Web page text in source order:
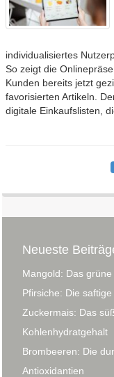
individualisiertes
So zeigt die
Kunden bereits jetzt
favorisierten Artikeln.
digitale Einkaufslisten,
Neueste
Mangold: Das
Pfirsiche: Die
Zuckermais: Das
Kohlenhydratgehalt
Brombeeren: Die
Antioxidantien